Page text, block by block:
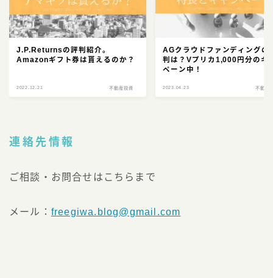
J.P.Returnsの評判紹介。
Amazonギフト券は貰えるのか？
2022.12.21 不動産投資
AGクラウドファンディングの
判は？Vプリカ1,000円分のキ
ペーン中！
2023.04.23 不動産
連絡先情報
ご相談・お問合せはこちらまで
メール： freegiwa.blog@gmail.com